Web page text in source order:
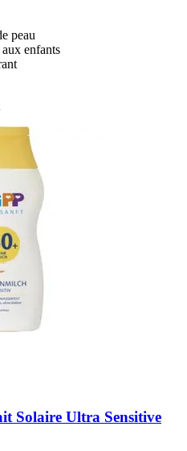
peau
enfants
Solaire Ultra Sensitive